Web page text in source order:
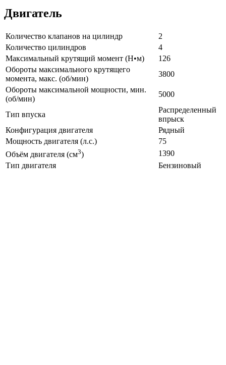
Двигатель
Количество клапанов на цилиндр
2
Количество цилиндров
4
Максимальный крутящий момент (Н•м)
126
Обороты максимального крутящего
момента, макс. (об/мин)
3800
Обороты максимальной мощности, мин.
(об/мин)
5000
Тип впуска
Распределенный
впрыск
Конфигурация двигателя
Рядный
Мощность двигателя (л.с.)
75
Объём двигателя (см3)
1390
Тип двигателя
Бензиновый